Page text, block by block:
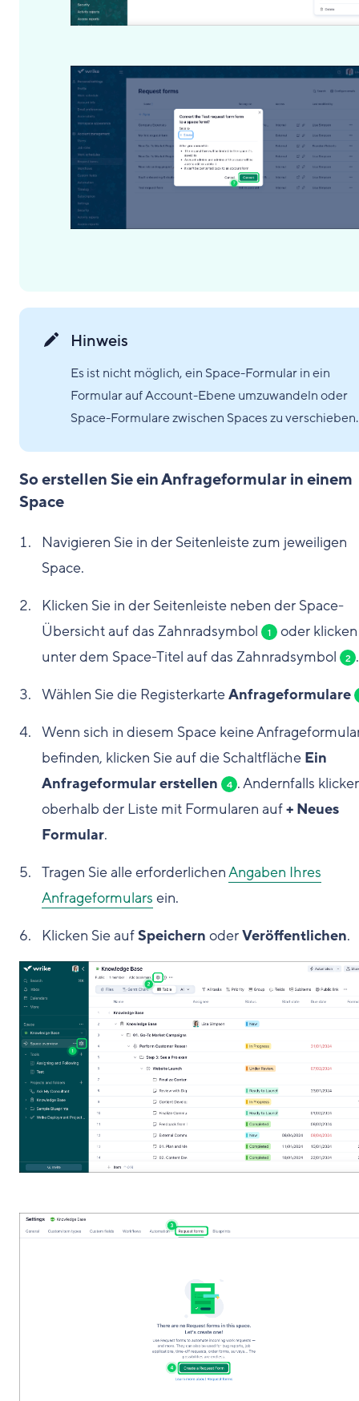
Hinweis
Es ist nicht möglich, ein Space-Formular in ein
Formular auf Account-Ebene umzuwandeln oder
Space-Formulare zwischen Spaces zu verschieben.
So erstellen Sie ein Anfrageformular in einem
Space
Navigieren Sie in der Seitenleiste zum jeweiligen
Space.
Klicken Sie in der Seitenleiste neben der Space-
Übersicht auf das Zahnradsymbol
1
oder
unter dem Space-Titel auf das Zahnradsymbol
2
Wählen Sie die RegisterkarteAnfrageformulare
Wenn sich in diesem Space keine
befinden, klicken Sie auf die Schaltfläche Ein
Anfrageformular erstellen
4 . Andernfalls
oberhalb der Liste mit Formularen auf+ Neues
Formular.
Tragen Sie alle erforderlichenAngaben Ihres
Anfrageformulars ein.
Klicken Sie aufSpeichern oderVeröffentlichen.